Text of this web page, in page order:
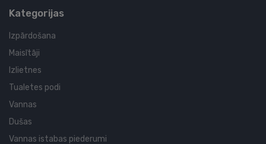
Kategorijas
Izpārdošana
Maisītāji
Izlietnes
Tualetes podi
Vannas
Dušas
Vannas istabas piederumi